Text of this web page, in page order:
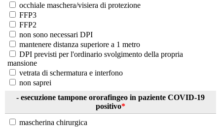
occhiale maschera/visiera di protezione
FFP3
FFP2
non sono necessari DPI
mantenere distanza superiore a 1 metro
DPI previsti per l'ordinario svolgimento della propria
mansione
vetrata di schermatura e interfono
non saprei
- esecuzione tampone ororafingeo in paziente COVID-19
positivo*
mascherina chirurgica